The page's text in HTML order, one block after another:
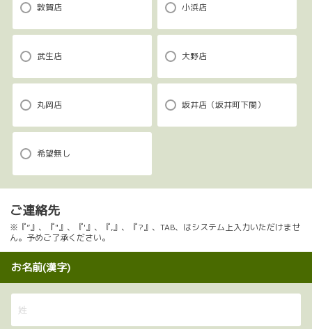
敦賀店 小浜店
武生店 大野店
丸岡店 坂井店（坂井町下関）
希望無し
ご連絡先
※『”』、『"』、『'』、『,』、『?』、TAB、はシステム上入力いただけませ
ん。予めご了承ください。
お名前(漢字)